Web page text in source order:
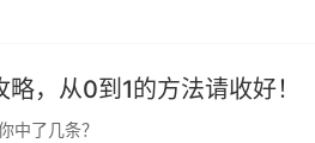
，从0到1的方法请收好！
中了几条？